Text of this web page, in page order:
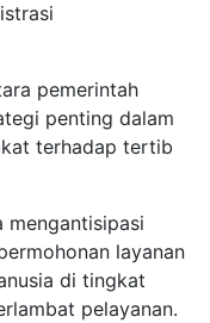
pemerintah
penting dalam
terhadap tertib
mengantisipasi
layanan
di tingkat
pelayanan.